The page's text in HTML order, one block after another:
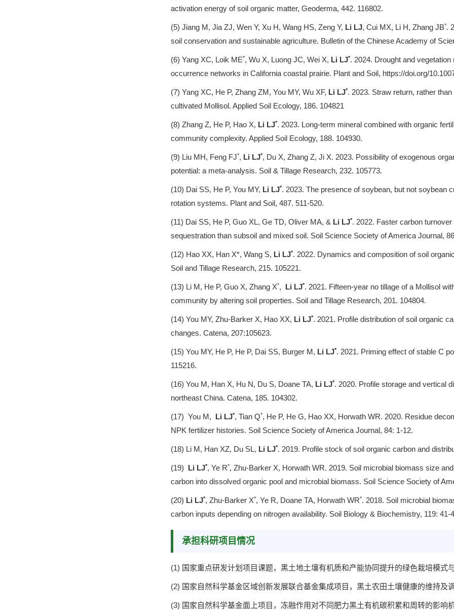
activation energy of soil organic matter, Geoderma, 442. 116802.
(5) Jiang M, Jia ZJ, Wen Y, Xu H, Wang HS, Zeng Y, Li LJ, Cui MX, Li H, Zhang JB*.
soil conservation and sustainable agriculture. Bulletin of the Chinese Academy of
(6) Yang XC, Loik ME*, Wu X, Luong JC, Wei X, Li LJ*. 2024. Drought and
occurrence networks in California coastal prairie. Plant and Soil, https://doi.org/
(7) Yang XC, He P, Zhang ZM, You MY, Wu XF, Li LJ*. 2023. Straw return, rather
cultivated Mollisol. Applied Soil Ecology, 186. 104821
(8) Zhang Z, He P, Hao X, Li LJ*. 2023. Long-term mineral combined with organic
community complexity. Applied Soil Ecology, 188. 104930.
(9) Liu MH, Feng FJ*, Li LJ*, Du X, Zhang Z, Ji X. 2023. Possibility of exogenous
potential: a meta-analysis. Soil & Tillage Research, 232. 105773.
(10) Dai SS, He P, You MY, Li LJ*. 2023. The presence of soybean, but not soybean
rotation systems. Plant and Soil, 487. 511-520.
(11) Dai SS, He P, Guo XL, Ge TD, Oliver MA, & Li LJ*. 2022. Faster carbon
sequestration than subsoil and mixed soil. Soil Science Society of America Journal,
(12) Hao XX, Han X*, Wang S, Li LJ*. 2022. Dynamics and composition of soil
Soil and Tillage Research, 215. 105221.
(13) Li M, He P, Guo X, Zhang X*, Li LJ*. 2021. Fifteen-year no tillage of a Mollisol
community by altering soil properties. Soil and Tillage Research, 201. 104804.
(14) You MY, Zhu-Barker X, Hao XX, Li LJ*. 2021. Profile distribution of soil organic
changes. Catena, 207:105623.
(15) You MY, He P, He P, Dai SS, Burger M, Li LJ*. 2021. Priming effect of stable C
115216.
(16) You M, Han X, Hu N, Du S, Doane TA, Li LJ*. 2020. Profile storage and vertical
northeast China. Catena, 185. 104302.
(17) You M, Li LJ*, Tian Q*, He P, He G, Hao XX, Horwath WR. 2020. Residue
NPK fertilizer histories. Soil Science Society of America Journal, 84: 1-12.
(18) Li M, Han XZ, Du SL, Li LJ*. 2019. Profile stock of soil organic carbon and
(19) Li LJ*, Ye R*, Zhu-Barker X, Horwath WR. 2019. Soil microbial biomass size
carbon into dissolved organic pool and microbial biomass. Soil Science Society of
(20) Li LJ*, Zhu-Barker X*, Ye R, Doane TA, Horwath WR*. 2018. Soil microbial
carbon inputs depending on nitrogen availability. Soil Biology & Biochemistry, 119: 41-
承担科研项目情况
(1) 国家重点研发计划项目课题，黑土地土壤有机质和产能协同提升的绿色栽培模式
(2) 国家自然科学基金区域创新发展联合基金集成项目，黑土农田土壤健康的维持及
(3) 国家自然科学基金面上项目，冻融作用对不同肥力黑土有机碳积累和周转的影响